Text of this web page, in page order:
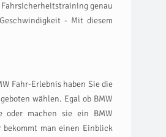
Fahrsicherheitstraining genau
- Mit diesem
Fahr-Erlebnis haben Sie die
wählen. Egal ob BMW
oder machen sie ein BMW
bekommt man einen Einblick